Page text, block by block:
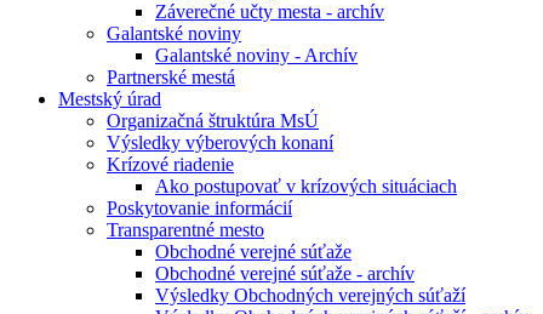
Záverečné učty mesta - archív
Galantské noviny
Galantské noviny - Archív
Partnerské mestá
Mestský úrad
Organizačná štruktúra MsÚ
Výsledky výberových konaní
Krízové riadenie
Ako postupovať v krízových situáciach
Poskytovanie informácií
Transparentné mesto
Obchodné verejné súťaže
Obchodné verejné súťaže - archív
Výsledky Obchodných verejných súťaží